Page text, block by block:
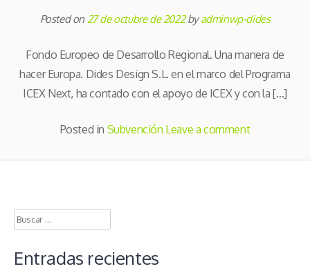
Posted on 27 de octubre de 2022byadminwp-dides
Fondo Europeo de Desarrollo Regional. Una manera de
hacer Europa. Dides Design S.L. en el marco del Programa
ICEX Next, ha contado con el apoyo de ICEX y con la […]
Posted in Subvención Leave a comment
Buscar:
Entradas recientes